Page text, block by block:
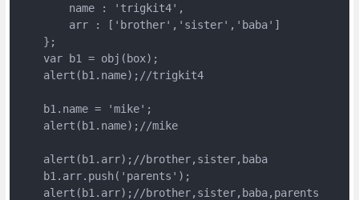
        name : 'trigkit4',
        arr : ['brother','sister','baba']
    };
    var b1 = obj(box);
    alert(b1.name);//trigkit4
    b1.name = 'mike';
    alert(b1.name);//mike
    alert(b1.arr);//brother,sister,baba
    b1.arr.push('parents');
    alert(b1.arr);//brother,sister,baba,parents